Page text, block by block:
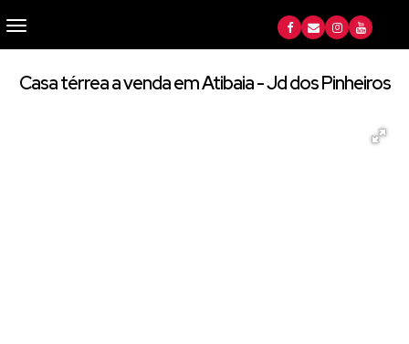
Casa térrea a venda em Atibaia - Jd dos Pinheiros